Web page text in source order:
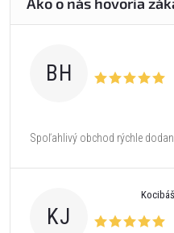
BH
Spoľahlivý obchod rýchle
KJ